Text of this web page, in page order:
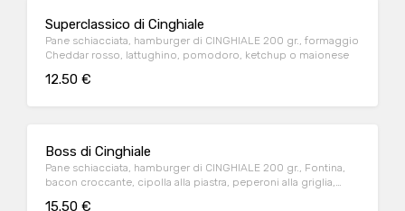
Superclassico di Cinghiale
Pane schiacciata, hamburger di CINGHIALE 200 gr., formaggio
Cheddar rosso, lattughino, pomodoro, ketchup o maionese
12.50 €
Boss di Cinghiale
Pane schiacciata, hamburger di CINGHIALE 200 gr., Fontina,
bacon croccante, cipolla alla piastra, peperoni alla griglia,
15.50 €